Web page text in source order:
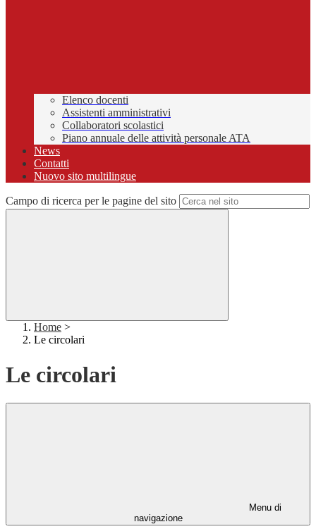
Elenco docenti
Assistenti amministrativi
Collaboratori scolastici
Piano annuale delle attività personale ATA
News
Contatti
Nuovo sito multilingue
Campo di ricerca per le pagine del sito
Home >
Le circolari
Le circolari
Menu di
navigazione